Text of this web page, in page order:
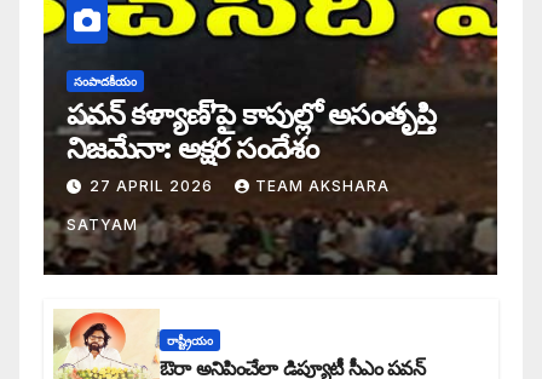
సంపాదకీయం
పవన్ కళ్యాణ్’పై కాపుల్లో అసంతృప్తి
నిజమేనా: అక్షర సందేశం
27 APRIL 2026 TEAM AKSHARA
SATYAM
రాష్ట్రీయం
ఔరా అనిపించేలా డిప్యూటీ సీఎం పవన్